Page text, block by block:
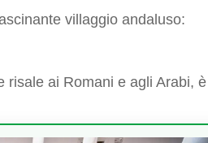
villaggio andaluso:
ai Romani e agli Arabi,